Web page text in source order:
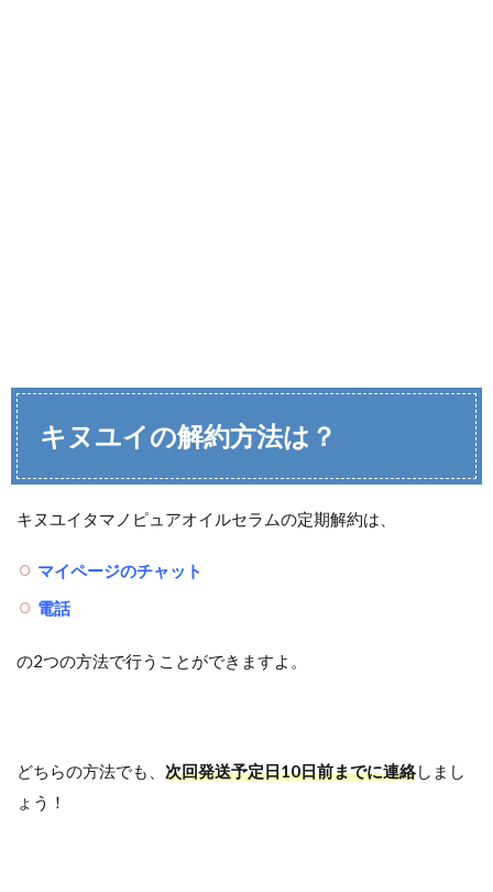
キヌユイの解約方法は？
キヌユイタマノピュアオイルセラムの定期解約は、
マイページのチャット
電話
の2つの方法で行うことができますよ。
どちらの方法でも、 次回発送予定日10日前までに連絡しまし
ょう！